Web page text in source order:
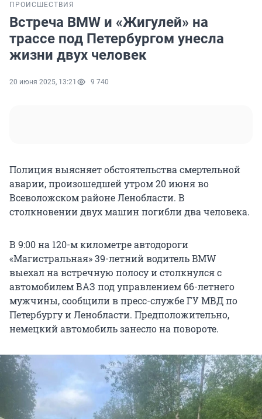
ПРОИСШЕСТВИЯ
Встреча BMW и «Жигулей» на
трассе под Петербургом унесла
жизни двух человек
20 июня 2025, 13:21 9 740
Полиция выясняет обстоятельства смертельной
аварии, произошедшей утром 20 июня во
Всеволожском районе Ленобласти. В
столкновении двух машин погибли два человека.
В 9:00 на 120-м километре автодороги
«Магистральная» 39-летний водитель BMW
выехал на встречную полосу и столкнулся с
автомобилем ВАЗ под управлением 66-летнего
мужчины, сообщили в пресс-службе ГУ МВД по
Петербургу и Ленобласти. Предположительно,
немецкий автомобиль занесло на повороте.